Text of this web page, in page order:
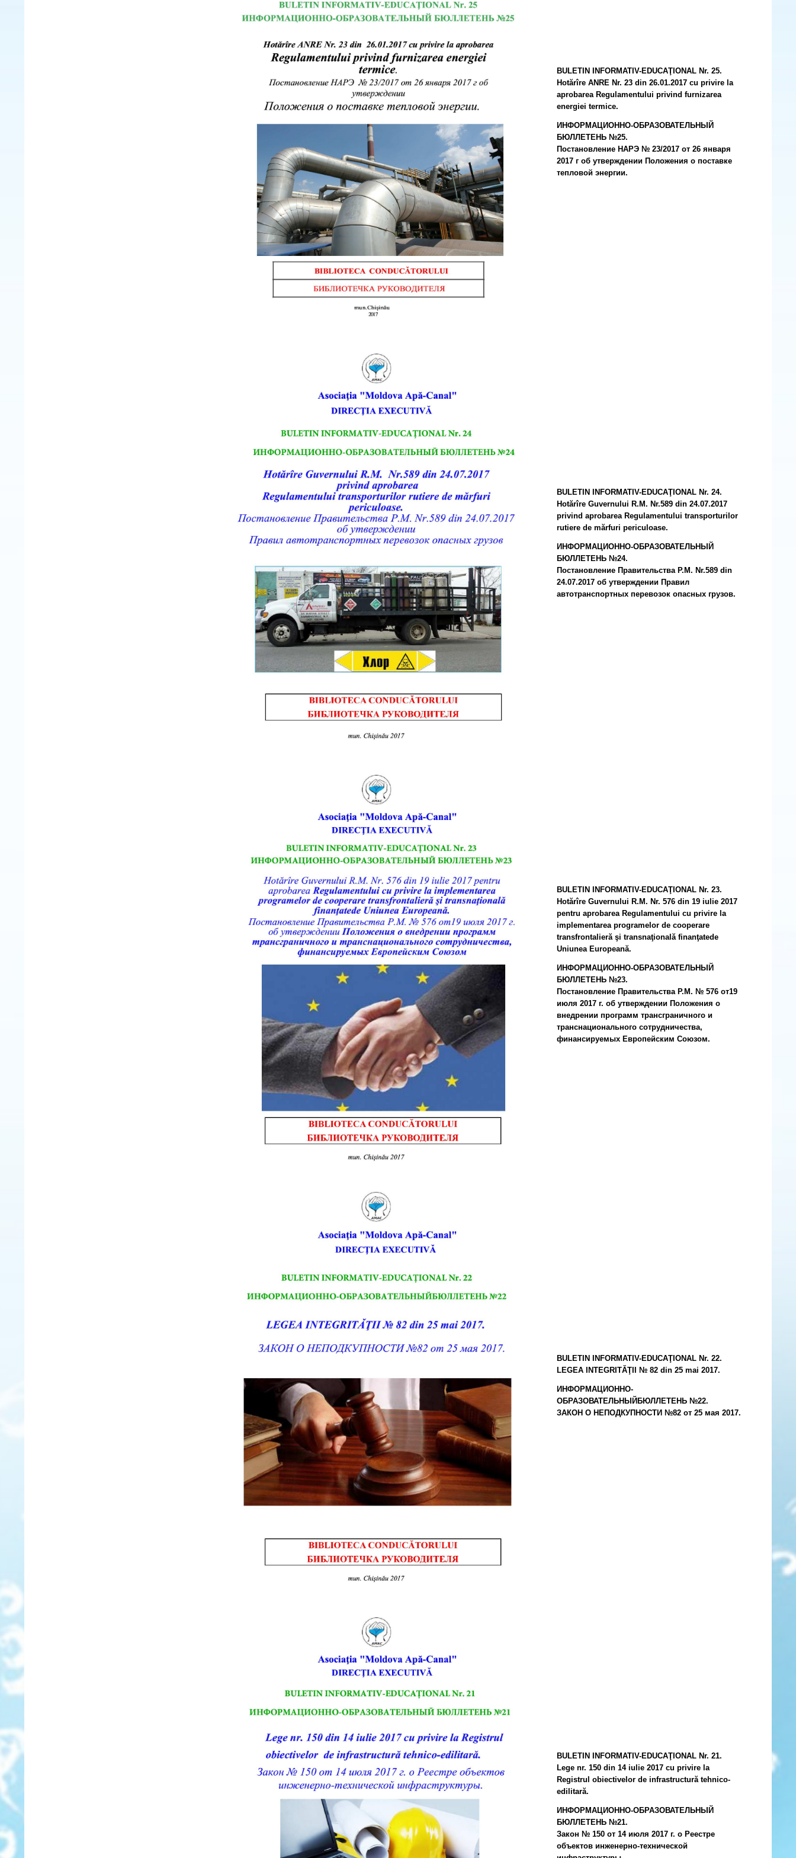
BULETIN INFORMATIV-EDUCAŢIONAL Nr. 25.
Hotărîre ANRE Nr. 23 din 26.01.2017 cu privire la
aprobarea Regulamentului privind furnizarea
energiei termice.
ИНФОРМАЦИОННО-ОБРАЗОВАТЕЛЬНЫЙ
БЮЛЛЕТЕНЬ №25.
Постановление НАРЭ № 23/2017 от 26 января
2017 г об утверждении Положения о поставке
тепловой энергии.
BULETIN INFORMATIV-EDUCAŢIONAL Nr. 24.
Hotărîre Guvernului R.M. Nr.589 din 24.07.2017
privind aprobarea Regulamentului transporturilor
rutiere de mărfuri periculoase.
ИНФОРМАЦИОННО-ОБРАЗОВАТЕЛЬНЫЙ
БЮЛЛЕТЕНЬ №24.
Постановление Правительства Р.М. Nr.589 din
24.07.2017 об утверждении Правил
автотранспортных перевозок опасных грузов.
BULETIN INFORMATIV-EDUCAŢIONAL Nr. 23.
Hotărîre Guvernului R.M. Nr. 576 din 19 iulie 2017
pentru aprobarea Regulamentului cu privire la
implementarea programelor de cooperare
transfrontalieră şi transnaţională finanţatede
Uniunea Europeană.
ИНФОРМАЦИОННО-ОБРАЗОВАТЕЛЬНЫЙ
БЮЛЛЕТЕНЬ №23.
Постановление Правительства Р.М. № 576 от19
июля 2017 г. об утверждении Положения о
внедрении программ трансграничного и
транснационального сотрудничества,
финансируемых Европейским Союзом.
BULETIN INFORMATIV-EDUCAŢIONAL Nr. 22.
LEGEA INTEGRITĂŢII № 82 din 25 mai 2017.
ИНФОРМАЦИОННО-
ОБРАЗОВАТЕЛЬНЫЙБЮЛЛЕТЕНЬ №22.
ЗАКОН О НЕПОДКУПНОСТИ №82 от 25 мая 2017.
BULETIN INFORMATIV-EDUCAŢIONAL Nr. 21.
Lege nr. 150 din 14 iulie 2017 cu privire la
Registrul obiectivelor de infrastructură tehnico-
edilitară.
ИНФОРМАЦИОННО-ОБРАЗОВАТЕЛЬНЫЙ
БЮЛЛЕТЕНЬ №21.
Закон № 150 от 14 июля 2017 г. о Реестре
объектов инженерно-технической